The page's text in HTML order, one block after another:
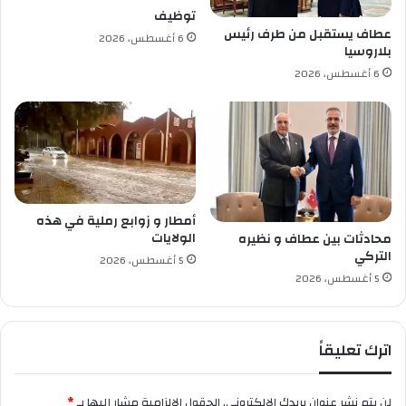
.
ا
إ
ع
ف
ا
ء
م
ن
ا
ل
ت
أ
ش
ر
ة
و
ل
و
ر
ق
ت
ن
ط
ل
ق
ي
و
م
عطاف يستقبل من طرف رئيس
بلاروسيا
6 أغسطس، 2026
توظيف
6 أغسطس، 2026
محادثات بين عطاف و نظيره
التركي
5 أغسطس، 2026
أمطار و زوابع رملية في هذه
الولايات
5 أغسطس، 2026
اترك تعليقاً